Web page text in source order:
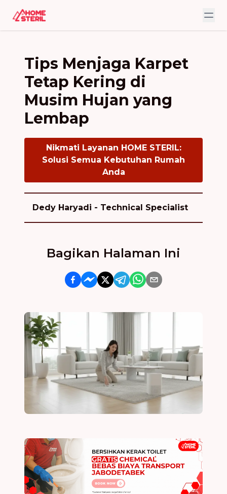
Tips Menjaga Karpet
Tetap Kering di
Musim Hujan yang
Lembap
Nikmati Layanan HOME STERIL:
Solusi Semua Kebutuhan Rumah
Anda
Dedy Haryadi - Technical Specialist
Bagikan Halaman Ini